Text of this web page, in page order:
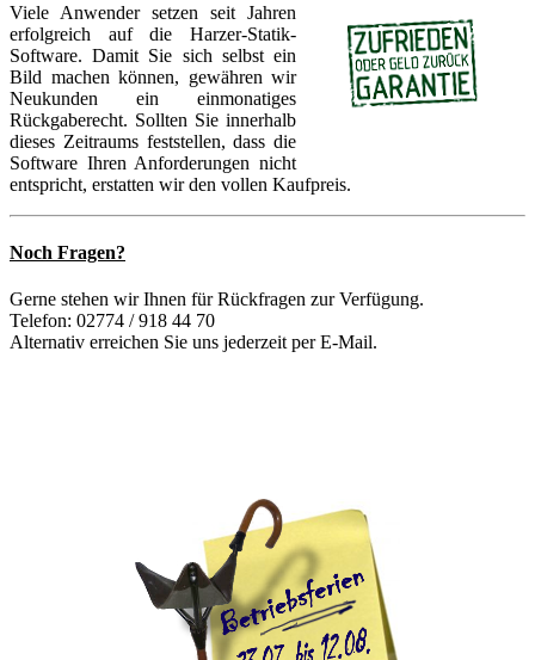
Viele Anwender setzen seit Jahren
erfolgreich auf die Harzer-Statik-
Software. Damit Sie sich selbst ein
Bild machen können, gewähren wir
Neukunden ein einmonatiges
Rückgaberecht. Sollten Sie innerhalb
dieses Zeitraums feststellen, dass die
Software Ihren Anforderungen nicht
entspricht, erstatten wir den vollen Kaufpreis.
Noch Fragen?
Gerne stehen wir Ihnen für Rückfragen zur Verfügung.
Telefon: 02774 / 918 44 70
Alternativ erreichen Sie uns jederzeit per E-Mail.